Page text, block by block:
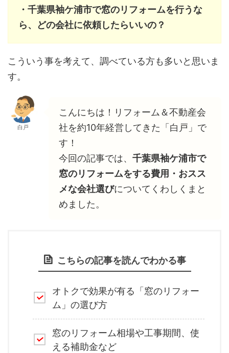
・千葉県袖ケ浦市で窓のリフォームを行うな
ら、どの会社に依頼したらいいの？
こういう事を考えて、調べている方も多いと思いま
す。
白戸
こんにちは！リフォーム＆不動産会
社を約10年経営してきた「白戸」で
す！
今回の記事では、 千葉県袖ケ浦市で
窓のリフォームをする費用・おスス
メな会社選びについてくわしくまと
めました。
こちらの記事を読んでわかる事
オトクで効果が有る「窓のリフォー
ム」の選び方
窓のリフォーム相場や工事期間、使
える補助金など